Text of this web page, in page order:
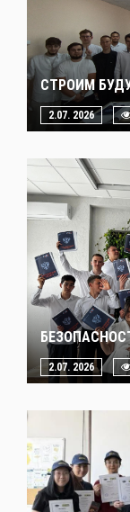
СТРОИМ
2.07. 2026
2.07. 2026